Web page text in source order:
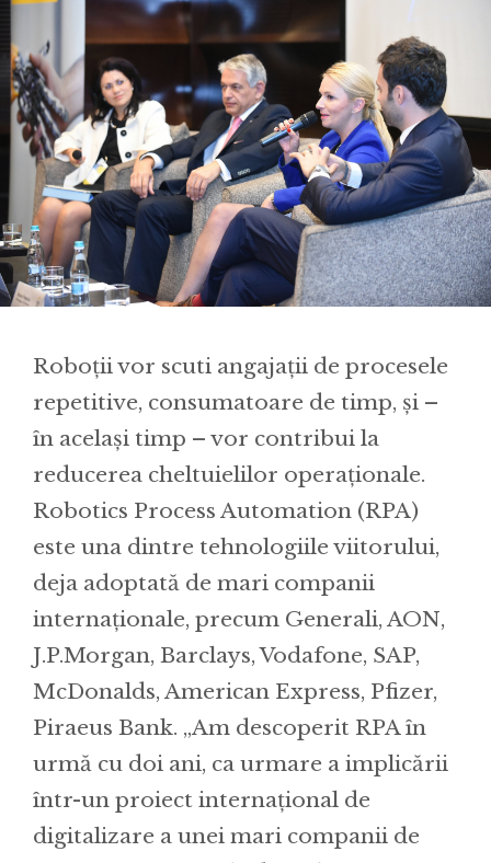
Roboții vor scuti angajații de procesele
repetitive, consumatoare de timp, și –
în același timp – vor contribui la
reducerea cheltuielilor operaționale.
Robotics Process Automation (RPA)
este una dintre tehnologiile viitorului,
deja adoptată de mari companii
internaționale, precum Generali, AON,
J.P.Morgan, Barclays, Vodafone, SAP,
McDonalds, American Express, Pfizer,
Piraeus Bank. „Am descoperit RPA în
urmă cu doi ani, ca urmare a implicării
într-un proiect internațional de
digitalizare a unei mari companii de